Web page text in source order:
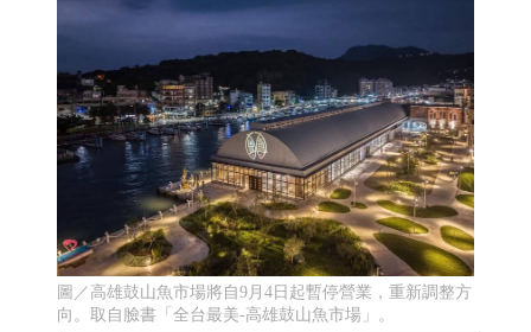
圖／高雄鼓山魚市場將自9月4日起暫停營業，重新調整方
向。取自臉書「全台最美-高雄鼓山魚市場」。